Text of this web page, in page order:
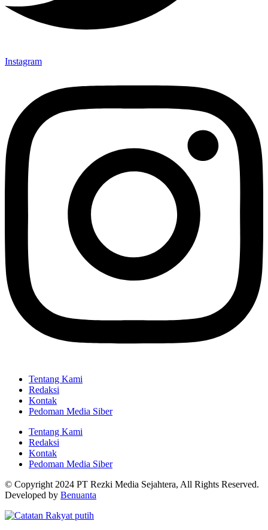
Instagram
Tentang Kami
Redaksi
Kontak
Pedoman Media Siber
Tentang Kami
Redaksi
Kontak
Pedoman Media Siber
© Copyright 2024 PT Rezki Media Sejahtera, All Rights Reserved.
Developed by Benuanta